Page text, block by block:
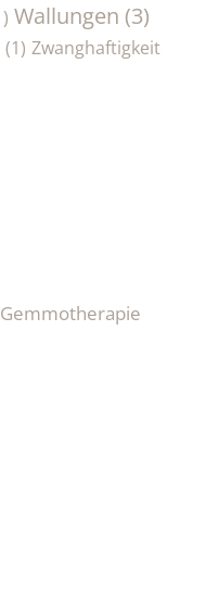
Wallungen (3)
(1) Zwanghaftigkeit